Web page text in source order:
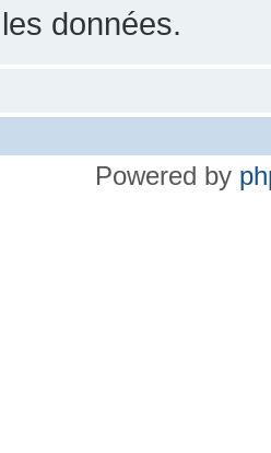
données.
Powered by